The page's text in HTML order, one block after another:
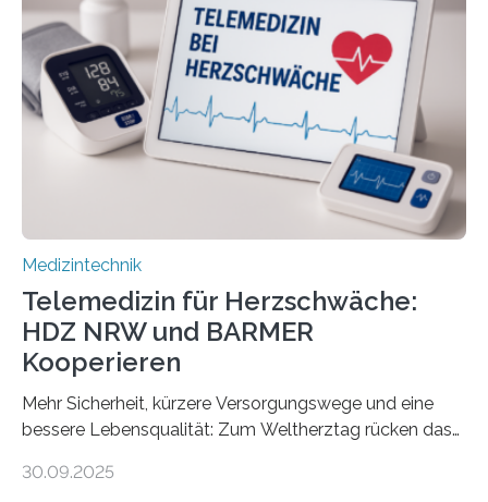
(TUD) richtet sich das Portal sowohl an Patientinnen
und Patienten, aber ebenso an medizinisches
Fachpersonal. Für all diese Zielgruppen bietet sie
speziell zugeschnittene Informationen, um deren
digitale Gesundheitskompetenz zu steigern. MiHUBx ist
Medizintechnik
Telemedizin für Herzschwäche:
HDZ NRW und BARMER
Kooperieren
Mehr Sicherheit, kürzere Versorgungswege und eine
bessere Lebensqualität: Zum Weltherztag rücken das
Oeynhausen, und die BARMER die Bedürfnisse von
30.09.2025